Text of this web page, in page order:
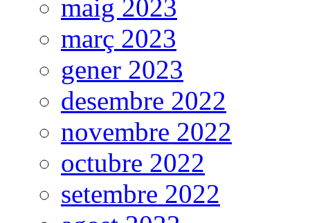
maig 2023
març 2023
gener 2023
desembre 2022
novembre 2022
octubre 2022
setembre 2022